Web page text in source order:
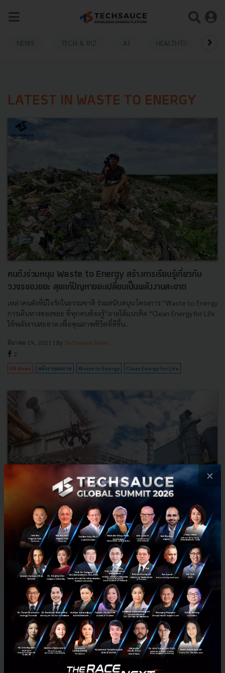
NEWS TECH & BIZ AI HEALTHTECH
LATEST IN WASTE TO ENERGY
คนดังร่วมหนุน Waste to Energy สร้างการเรียนรู้เกี่ยวกับ
วงจรของขยะ ลุยแก้ปัญหาขยะเปลี่ยนเป็นพลังงานสะอาด
เหล่าคนดังที่มีใจรักในธรรมชาติ ร่วมสนับสนุน โครงการ “Waste to Energy
การเดินทางของขยะ ที่ทุกคนต้องรู้”ภายใต้แนวคิด “Clean Energy for Life
ใช้พลังงานสะอาด เพื่อคุณภาพชีวิตที่ดีขึ้น...
มีนาคม 19, 2021 | By Techsauce Team
2
PR News พลังงานสะอาด Waste to Energy Clean Energy for Life
ถอดแนวคิด Waste to Energy ต้นแบบโรงไฟฟ้าขยะชุมชนไร้
มลพิษ แห่งแรกในไทย
Waste to Energy หรือ การผลิตพลังงานจากขยะ หนึ่งในแนวคิดของการ
กำจัดขยะที่กำลังได้รับความสนใจเป็นอย่างมาก จากปัญหาขยะล้นเมืองที่
เกิดขึ้นทำให้ทุกคนหันให้ความสำคัญ และมองว่าเป็นสิ่งที่...
ตุลาคม 16, 2019| ByLapatrada
Tech & Biz ACE electricity zero discharge Waste to energy
×